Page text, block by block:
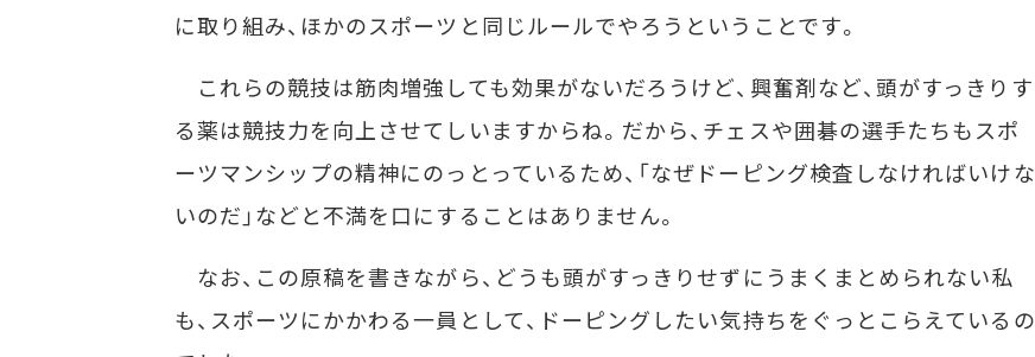
に取り組み、ほかのスポーツと同じルールでやろうということです。
これらの競技は筋肉増強しても効果がないだろうけど、興奮剤など、頭がすっきりす
る薬は競技力を向上させてしいますからね。だから、チェスや囲碁の選手たちもスポ
ーツマンシップの精神にのっとっているため、「なぜドーピング検査しなければいけな
いのだ」などと不満を口にすることはありません。
なお、この原稿を書きながら、どうも頭がすっきりせずにうまくまとめられない私
も、スポーツにかかわる一員として、ドーピングしたい気持ちをぐっとこらえているの